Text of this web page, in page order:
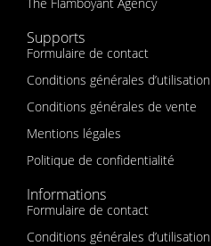
Supports
Formulaire de contact
Conditions générales d’utilisation
Conditions générales de vente
Mentions légales
Politique de confidentialité
Informations
Formulaire de contact
Conditions générales d’utilisation